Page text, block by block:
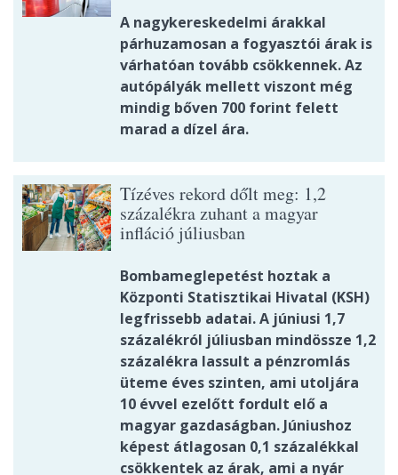
A nagykereskedelmi árakkal
párhuzamosan a fogyasztói árak is
várhatóan tovább csökkennek. Az
autópályák mellett viszont még
mindig bőven 700 forint felett
marad a dízel ára.
Tízéves rekord dőlt meg: 1,2
százalékra zuhant a magyar
infláció júliusban
Bombameglepetést hoztak a
Központi Statisztikai Hivatal (KSH)
legfrissebb adatai. A júniusi 1,7
százalékról júliusban mindössze 1,2
százalékra lassult a pénzromlás
üteme éves szinten, ami utoljára
10 évvel ezelőtt fordult elő a
magyar gazdaságban. Júniushoz
képest átlagosan 0,1 százalékkal
csökkentek az árak, ami a nyár